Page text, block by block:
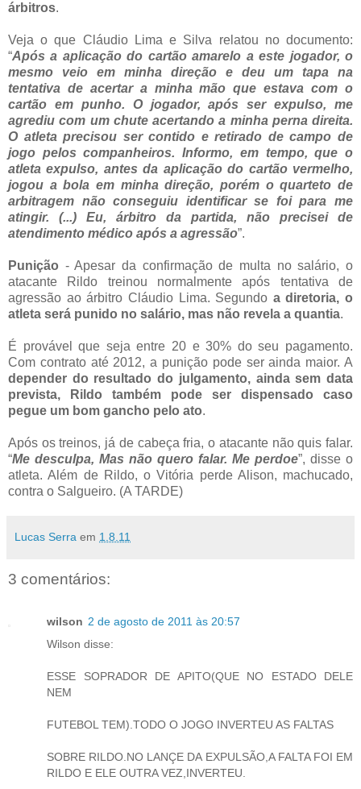
árbitros.
Veja o que Cláudio Lima e Silva relatou no documento:
“Após a aplicação do cartão amarelo a este jogador, o
mesmo veio em minha direção e deu um tapa na
tentativa de acertar a minha mão que estava com o
cartão em punho. O jogador, após ser expulso, me
agrediu com um chute acertando a minha perna direita.
O atleta precisou ser contido e retirado de campo de
jogo pelos companheiros. Informo, em tempo, que o
atleta expulso, antes da aplicação do cartão vermelho,
jogou a bola em minha direção, porém o quarteto de
arbitragem não conseguiu identificar se foi para me
atingir. (...) Eu, árbitro da partida, não precisei de
atendimento médico após a agressão”.
Punição - Apesar da confirmação de multa no salário, o
atacante Rildo treinou normalmente após tentativa de
agressão ao árbitro Cláudio Lima. Segundo a diretoria, o
atleta será punido no salário, mas não revela a quantia.
É provável que seja entre 20 e 30% do seu pagamento.
Com contrato até 2012, a punição pode ser ainda maior. A
depender do resultado do julgamento, ainda sem data
prevista, Rildo também pode ser dispensado caso
pegue um bom gancho pelo ato.
Após os treinos, já de cabeça fria, o atacante não quis falar.
“Me desculpa, Mas não quero falar. Me perdoe”, disse o
atleta. Além de Rildo, o Vitória perde Alison, machucado,
contra o Salgueiro. (A TARDE)
Lucas Serra em 1.8.11
3 comentários:
wilson 2 de agosto de 2011 às 20:57
Wilson disse:
ESSE SOPRADOR DE APITO(QUE NO ESTADO DELE
NEM
FUTEBOL TEM).TODO O JOGO INVERTEU AS FALTAS
SOBRE RILDO.NO LANÇE DA EXPULSÃO,A FALTA FOI EM
RILDO E ELE OUTRA VEZ,INVERTEU.